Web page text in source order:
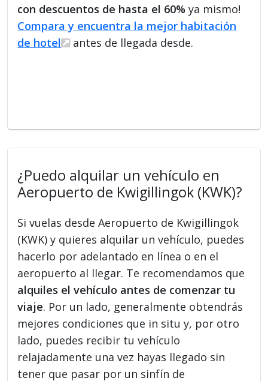
con descuentos de hasta el 60% ya mismo!
Compara y encuentra la mejor habitación
de hotel
antes de llegada desde.
¿Puedo alquilar un vehículo en
Aeropuerto de Kwigillingok (KWK)?
Si vuelas desde Aeropuerto de Kwigillingok
(KWK) y quieres alquilar un vehículo, puedes
hacerlo por adelantado en línea o en el
aeropuerto al llegar. Te recomendamos que
alquiles el vehículo antes de comenzar tu
viaje. Por un lado, generalmente obtendrás
mejores condiciones que in situ y, por otro
lado, puedes recibir tu vehículo
relajadamente una vez hayas llegado sin
tener que pasar por un sinfín de